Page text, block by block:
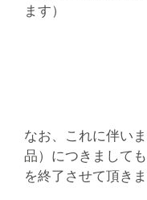
ます）
なお、これに伴い
品）につきまして
を終了させて頂きま